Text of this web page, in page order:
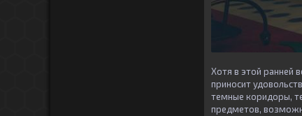
Хотя в этой ранней
приносит
темные коридоры,
предметов,